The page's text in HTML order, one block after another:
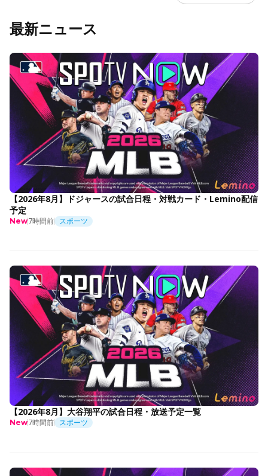
最新ニュース
【2026年8月】ドジャースの試合日程・対戦カード・Lemino配信
予定
New7時間前 スポーツ
【2026年8月】大谷翔平の試合日程・放送予定一覧
New7時間前 スポーツ